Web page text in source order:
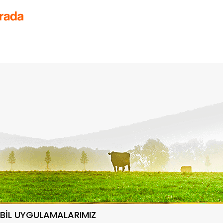
UYGULAMALARIMIZ